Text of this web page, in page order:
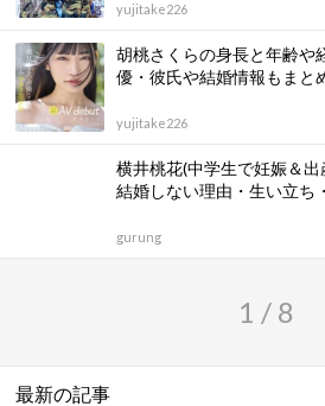
yujitake226
胡桃さくらの身長と年齢や
優・彼氏や結婚情報もまと
yujitake226
横井桃花(中学生で妊娠＆
結婚しない理由・生い立ち
gurung
1 / 8
最新の記事